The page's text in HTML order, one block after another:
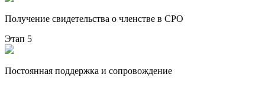
Получение свидетельства о членстве в СРО
Этап 5
Постоянная поддержка и сопровождение